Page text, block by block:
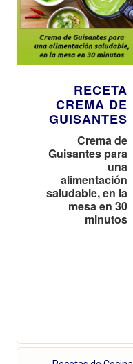
RECETA
CREMA DE
GUISANTES
Crema de
Guisantes para
una
alimentación
saludable, en la
mesa en 30
minutos